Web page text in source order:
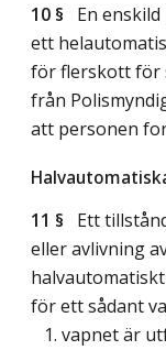
10 § En
ett
för flerskott för
från
att personen
11 § Ett
eller avlivning
för ett sådant
1. vapnet är